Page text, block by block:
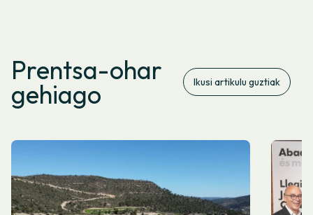
Prentsa-ohar
gehiago Ikusi artikulu guztiak